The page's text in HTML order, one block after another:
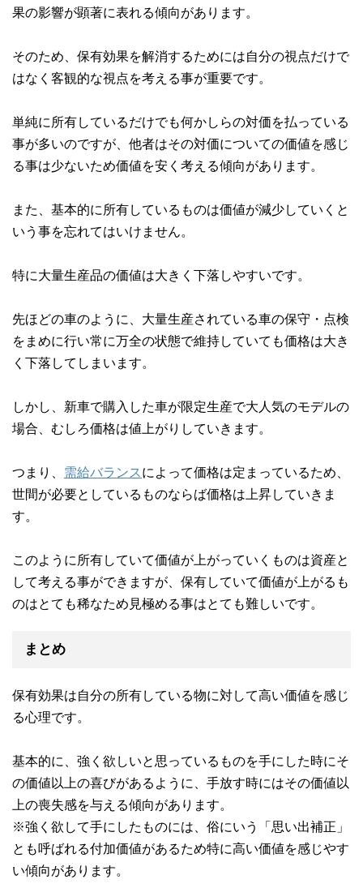
果の影響が顕著に表れる傾向があります。
そのため、保有効果を解消するためには自分の視点だけで
はなく客観的な視点を考える事が重要です。
単純に所有しているだけでも何かしらの対価を払っている
事が多いのですが、他者はその対価についての価値を感じ
る事は少ないため価値を安く考える傾向があります。
また、基本的に所有しているものは価値が減少していくと
いう事を忘れてはいけません。
特に大量生産品の価値は大きく下落しやすいです。
先ほどの車のように、大量生産されている車の保守・点検
をまめに行い常に万全の状態で維持していても価格は大き
く下落してしまいます。
しかし、新車で購入した車が限定生産で大人気のモデルの
場合、むしろ価格は値上がりしていきます。
つまり、 需給バランス によって価格は定まっているため、
世間が必要としているものならば価格は上昇していきま
す。
このように所有していて価値が上がっていくものは資産と
して考える事ができますが、保有していて価値が上がるも
のはとても稀なため見極める事はとても難しいです。
まとめ
保有効果は自分の所有している物に対して高い価値を感じ
る心理です。
基本的に、強く欲しいと思っているものを手にした時にそ
の価値以上の喜びがあるように、手放す時にはその価値以
上の喪失感を与える傾向があります。
※強く欲して手にしたものには、俗にいう「思い出補正」
とも呼ばれる付加価値があるため特に高い価値を感じやす
い傾向があります。